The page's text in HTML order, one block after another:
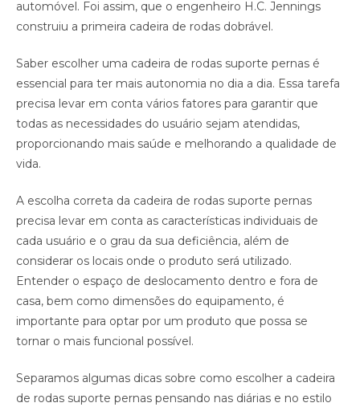
automóvel. Foi assim, que o engenheiro H.C. Jennings
construiu a primeira cadeira de rodas dobrável.
Saber escolher uma cadeira de rodas suporte pernas é
essencial para ter mais autonomia no dia a dia. Essa tarefa
precisa levar em conta vários fatores para garantir que
todas as necessidades do usuário sejam atendidas,
proporcionando mais saúde e melhorando a qualidade de
vida.
A escolha correta da cadeira de rodas suporte pernas
precisa levar em conta as características individuais de
cada usuário e o grau da sua deficiência, além de
considerar os locais onde o produto será utilizado.
Entender o espaço de deslocamento dentro e fora de
casa, bem como dimensões do equipamento, é
importante para optar por um produto que possa se
tornar o mais funcional possível.
Separamos algumas dicas sobre como escolher a cadeira
de rodas suporte pernas pensando nas diárias e no estilo